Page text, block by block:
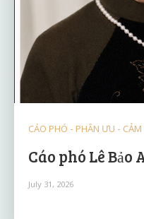
CÁO PHÓ - PHÂN ƯU -
Cáo phó Lê Bảo
July 31, 2026